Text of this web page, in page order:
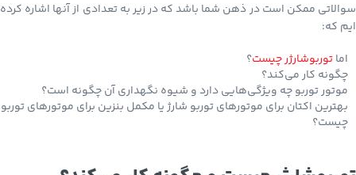
سوالاتی ممکن است در ذهن شما باشد که در زیر به تعدادی از آنها اشاره کرده
ایم که:
اماتوربوشارژر چیست؟
چگونه کار می‌کند؟
موتور توربو چه ویژگی‌هایی دارد و شیوه نگهداری آن چگونه است؟
بهترین اکتان برای موتورهای توربو شارژ یا مکمل بنزین برای موتورهای توربو
چیست؟